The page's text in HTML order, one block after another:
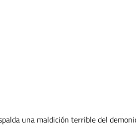
una maldición terrible del